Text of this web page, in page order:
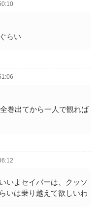
らい
巻出てから一人で観れば
いよセイバーは、クッソ
いは乗り越えて欲しいわ